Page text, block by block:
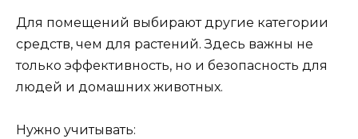
Для помещений выбирают другие категории
средств, чем для растений. Здесь важны не
только эффективность, но и безопасность для
людей и домашних животных.
Нужно учитывать: